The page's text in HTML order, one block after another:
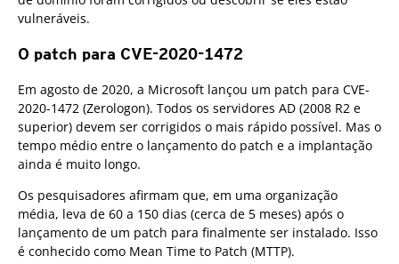
vulneráveis.
O patch para CVE-2020-1472
Em agosto de 2020, a Microsoft lançou um patch para CVE-
2020-1472 (Zerologon). Todos os servidores AD (2008 R2 e
superior) devem ser corrigidos o mais rápido possível. Mas o
tempo médio entre o lançamento do patch e a implantação
ainda é muito longo.
Os pesquisadores afirmam que, em uma organização
média, leva de 60 a 150 dias (cerca de 5 meses) após o
lançamento de um patch para finalmente ser instalado. Isso
é conhecido como Mean Time to Patch (MTTP).